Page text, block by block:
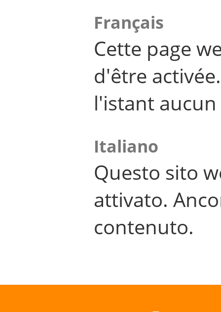
Français
Cette page
d'être
l'istant
Italiano
Questo sito
attivato.
contenuto.